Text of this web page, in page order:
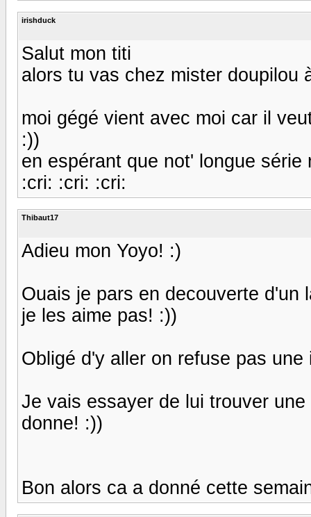
irishduck
Salut mon titi
alors tu vas chez mister doupilou
moi gégé vient avec moi car il
:))
en espérant que not' longue
:cri: :cri: :cri:
Thibaut17
Adieu mon Yoyo! :)
Ouais je pars en decouverte d'un
je les aime pas! :))
Obligé d'y aller on refuse pas
Je vais essayer de lui trouver
donne! :))
Bon alors ca a donné cette